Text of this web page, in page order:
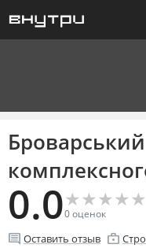
0.0★
★★
★★
★★
★★
★
0оценок
comment Оставить отзыв enterprise